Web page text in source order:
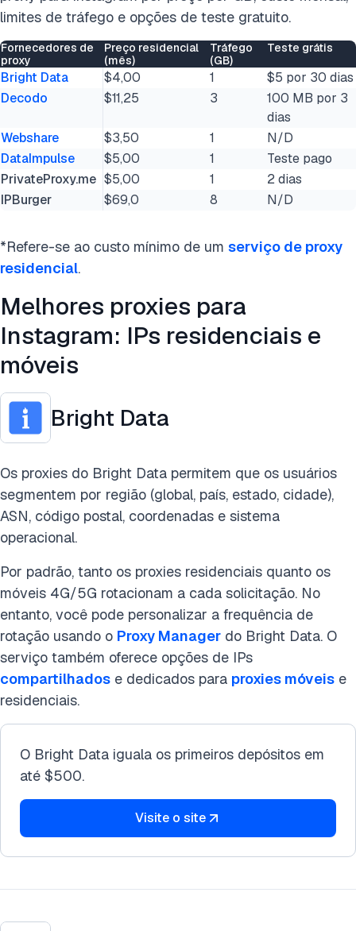
limites de tráfego e opções de teste gratuito.
Fornecedores de
proxy
Preço residencial
(mês)
Tráfego
(GB)
Teste grátis
Bright Data $4,00 1
$5 por 30 dias
Decodo
$11,25 3
100 MB por 3
dias
Webshare
$3,50 1
N/D
DataImpulse
$5,00 1
Teste pago
PrivateProxy.me $5,00 1
2 dias
IPBurger
$69,0 8 N/D
*Refere-se ao custo mínimo de um serviço de proxy
residencial.
Melhores proxies para
Instagram: IPs residenciais e
móveis
Bright Data
Os proxies do Bright Data permitem que os usuários
segmentem por região (global, país, estado, cidade),
ASN, código postal, coordenadas e sistema
operacional.
Por padrão, tanto os proxies residenciais quanto os
móveis 4G/5G rotacionam a cada solicitação. No
entanto, você pode personalizar a frequência de
rotação usando o Proxy Manager do Bright Data. O
serviço também oferece opções de IPs
compartilhados e dedicados para proxies móveis e
residenciais.
O Bright Data iguala os primeiros depósitos em
até $500.
Visite o site